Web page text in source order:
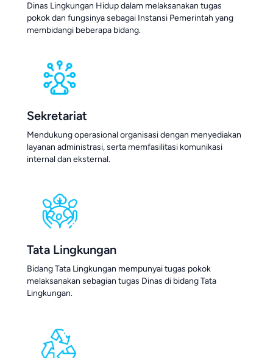
Dinas Lingkungan Hidup dalam melaksanakan tugas
pokok dan fungsinya sebagai Instansi Pemerintah yang
membidangi beberapa bidang.
Sekretariat
Mendukung operasional organisasi dengan menyediakan
layanan administrasi, serta memfasilitasi komunikasi
internal dan eksternal.
Tata Lingkungan
Bidang Tata Lingkungan mempunyai tugas pokok
melaksanakan sebagian tugas Dinas di bidang Tata
Lingkungan.